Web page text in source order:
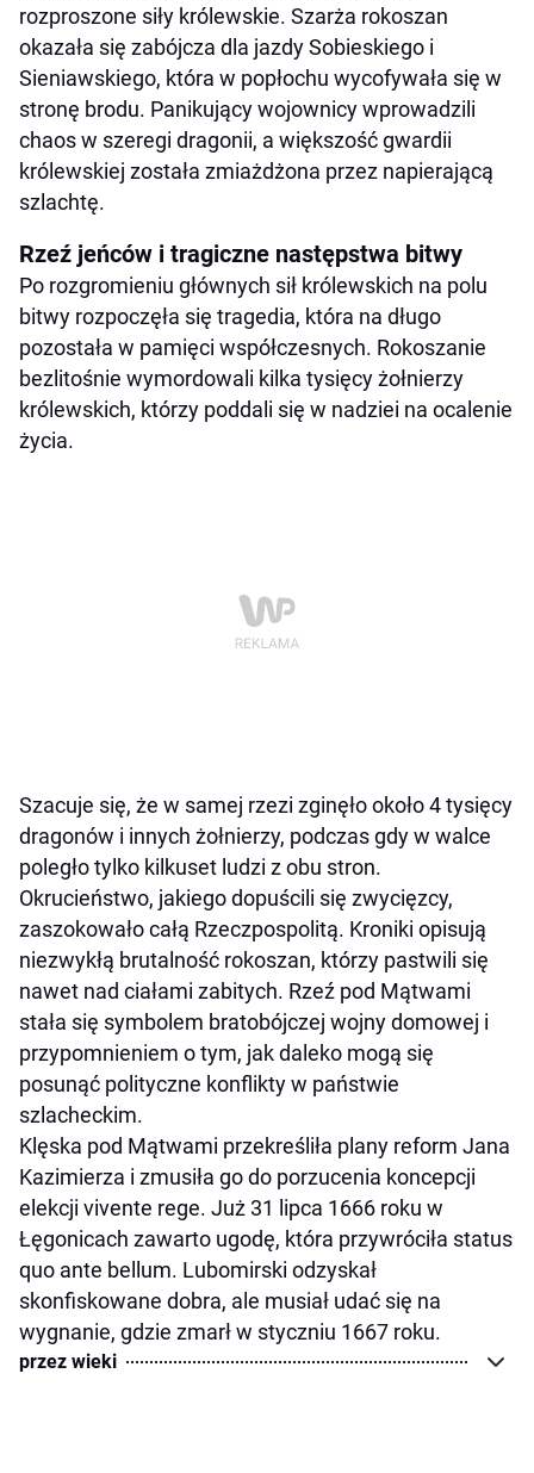
rozproszone siły królewskie. Szarża rokoszan
okazała się zabójcza dla jazdy Sobieskiego i
Sieniawskiego, która w popłochu wycofywała się w
stronę brodu. Panikujący wojownicy wprowadzili
chaos w szeregi dragonii, a większość gwardii
królewskiej została zmiażdżona przez napierającą
szlachtę.
Rzeź jeńców i tragiczne następstwa bitwy
Po rozgromieniu głównych sił królewskich na polu
bitwy rozpoczęła się tragedia, która na długo
pozostała w pamięci współczesnych. Rokoszanie
bezlitośnie wymordowali kilka tysięcy żołnierzy
królewskich, którzy poddali się w nadziei na ocalenie
życia.
Szacuje się, że w samej rzezi zginęło około 4 tysięcy
dragonów i innych żołnierzy, podczas gdy w walce
poległo tylko kilkuset ludzi z obu stron.
Okrucieństwo, jakiego dopuścili się zwycięzcy,
zaszokowało całą Rzeczpospolitą. Kroniki opisują
niezwykłą brutalność rokoszan, którzy pastwili się
nawet nad ciałami zabitych. Rzeź pod Mątwami
stała się symbolem bratobójczej wojny domowej i
przypomnieniem o tym, jak daleko mogą się
posunąć polityczne konflikty w państwie
szlacheckim.
Klęska pod Mątwami przekreśliła plany reform Jana
Kazimierza i zmusiła go do porzucenia koncepcji
elekcji vivente rege. Już 31 lipca 1666 roku w
Łęgonicach zawarto ugodę, która przywróciła status
quo ante bellum. Lubomirski odzyskał
skonfiskowane dobra, ale musiał udać się na
wygnanie, gdzie zmarł w styczniu 1667 roku.
przez wieki